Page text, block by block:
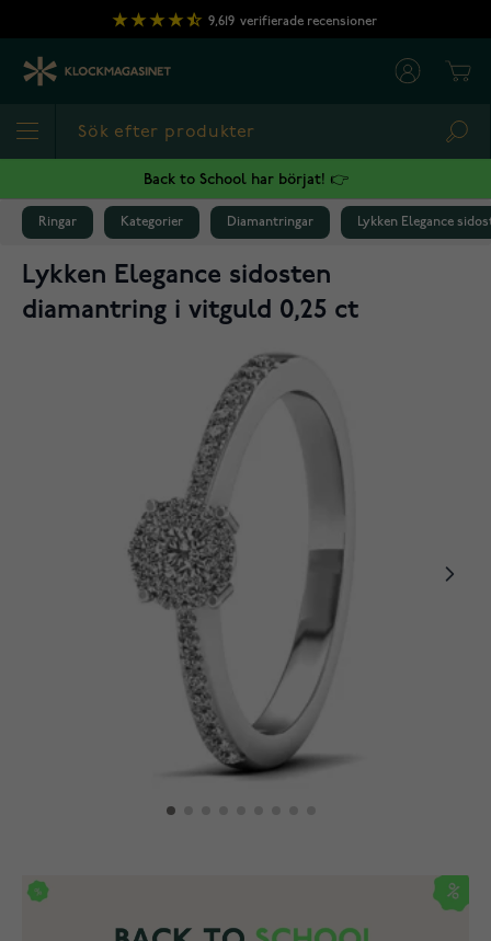
Hoppa till innehållet
9,619 verifierade recensioner
Back to School har börjat! 👉
Ringar Kategorier Diamantringar Lykken Elegance
Lykken Elegance sidosten
diamantring i vitguld 0,25 ct